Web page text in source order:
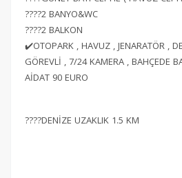
????2 BANYO&WC
????2 BALKON
✔️OTOPARK , HAVUZ , JENARATÖR ,
GÖREVLİ , 7/24 KAMERA , BAHÇEDE
AİDAT 90 EURO
????DENİZE UZAKLIK 1.5 KM